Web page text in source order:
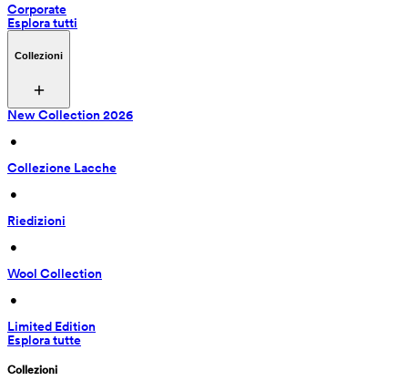
Corporate
Esplora tutti
Collezioni
New Collection 2026
•
Collezione Lacche
•
Riedizioni
•
Wool Collection
•
Limited Edition
Esplora tutte
Collezioni